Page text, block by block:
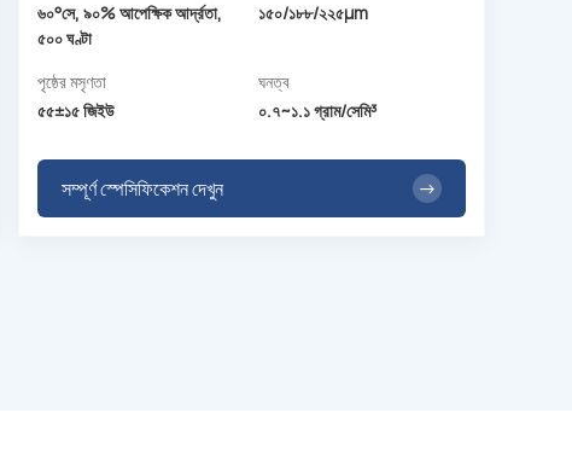
৬০°সে, ৯০% আপেক্ষিক আর্দ্রতা,
৫০০ ঘণ্টা
১৫০/১৮৮/২২৫µm
পৃষ্ঠের মসৃণতা
৫৫±১৫ জিইউ
ঘনত্ব
০.৭~১.১ গ্রাম/সেমি³
সম্পূর্ণ স্পেসিফিকেশন দেখুন →